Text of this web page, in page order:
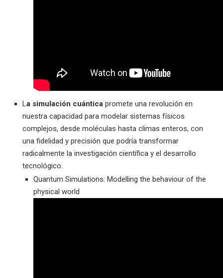
La simulación cuántica promete una revolución en
nuestra capacidad para modelar sistemas físicos
complejos, desde moléculas hasta climas enteros, con
una fidelidad y precisión que podría transformar
radicalmente la investigación científica y el desarrollo
tecnológico.
Quantum Simulations: Modelling the behaviour of the
physical world